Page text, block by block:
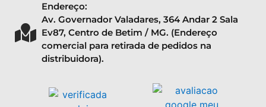
Endereço:
Av. Governador Valadares, 364 Andar 2 Sala
Ev87, Centro de Betim / MG. (Endereço
comercial para retirada de pedidos na
distribuidora).